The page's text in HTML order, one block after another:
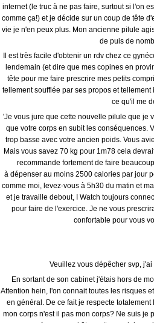
internet (le truc à ne pas faire, surtout si l'on
comme ça!) et je décide sur un coup de tête
vie je n'en peux plus. Mon ancienne pilule
de puis de
Il est très facile d'obtenir un rdv chez ce
lendemain (et dire que mes copines en
tête pour me faire prescrire mes petits
tellement soufflée par ses propos et
ce qu'il me
'Je vous jure que cette nouvelle pilule que je
que votre corps en subit les conséquences.
trop basse avec votre ancien poids. Vous
Mais vous savez 70 kg pour 1m78 cela
recommande fortement de faire
à dépenser au moins 2500 calories par jour
comme moi, levez-vous à 5h30 du matin et
et je travaille debout, I Watch toujours
pour faire de l'exercice. Je ne vous
confortable pour vous
Veuillez vous dépêcher svp,
En sortant de son cabinet j'étais hors de
Attention hein, l'on connait toutes les risques
en général. De ce fait je respecte
mon corps n'est il pas mon corps? Ne suis je